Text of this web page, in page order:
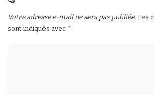
Votre adresse e-mail ne sera pas publiée. Les
sont indiqués avec *